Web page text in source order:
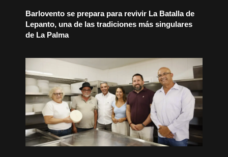
Barlovento se prepara para revivir La Batalla de
Lepanto, una de las tradiciones más singulares
de La Palma